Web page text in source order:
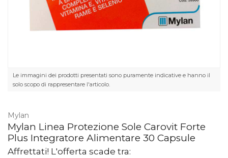
Le immagini dei prodotti presentati sono puramente indicative e hanno il
solo scopo di rappresentare l'articolo.
Mylan
Mylan Linea Protezione Sole Carovit Forte
Plus Integratore Alimentare 30 Capsule
Affrettati! L'offerta scade tra: